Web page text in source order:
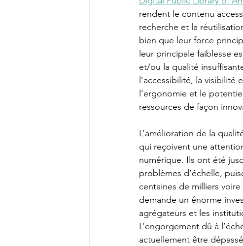
rendent le contenu
recherche et la
bien que leur force
leur principale faiblesse
et/ou la qualité
l’accessibilité, la
l’ergonomie et le
ressources de façon
L’amélioration de la
qui reçoivent une
numérique. Ils ont été
problèmes d’échelle,
centaines de milliers
demande un énorme
agrégateurs et les
L’engorgement dû à
actuellement être